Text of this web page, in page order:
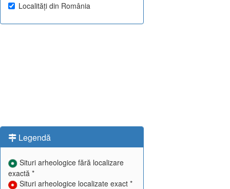
Localități din România
Legendă
Situri arheologice fără localizare
exactă *
Situri arheologice localizate exact *